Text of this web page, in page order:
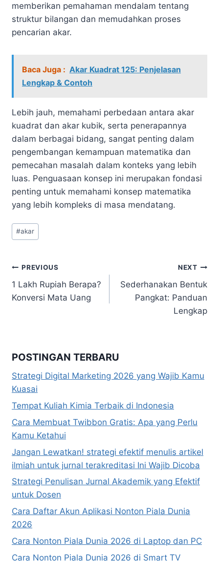
memberikan pemahaman mendalam tentang
struktur bilangan dan memudahkan proses
pencarian akar.
Baca Juga : Akar Kuadrat 125: Penjelasan
Lengkap & Contoh
Lebih jauh, memahami perbedaan antara akar
kuadrat dan akar kubik, serta penerapannya
dalam berbagai bidang, sangat penting dalam
pengembangan kemampuan matematika dan
pemecahan masalah dalam konteks yang lebih
luas. Penguasaan konsep ini merupakan fondasi
penting untuk memahami konsep matematika
yang lebih kompleks di masa mendatang.
Post
Tags:
#akar
Navigasi
pos
PREVIOUS
1 Lakh Rupiah Berapa?
Konversi Mata Uang
NEXT
Sederhanakan Bentuk
Pangkat: Panduan
Lengkap
POSTINGAN TERBARU
Strategi Digital Marketing 2026 yang Wajib Kamu
Kuasai
Tempat Kuliah Kimia Terbaik di Indonesia
Cara Membuat Twibbon Gratis: Apa yang Perlu
Kamu Ketahui
Jangan Lewatkan! strategi efektif menulis artikel
ilmiah untuk jurnal terakreditasi Ini Wajib Dicoba
Strategi Penulisan Jurnal Akademik yang Efektif
untuk Dosen
Cara Daftar Akun Aplikasi Nonton Piala Dunia
2026
Cara Nonton Piala Dunia 2026 di Laptop dan PC
Cara Nonton Piala Dunia 2026 di Smart TV